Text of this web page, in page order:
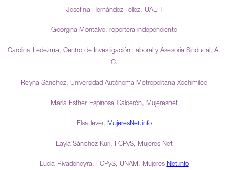
Josefina Hernández Téllez, UAEH
Georgina Montalvo, reportera independiente
Carolina Ledezma, Centro de Investigación Laboral y Asesoría Sinducal, A.
C.
Reyna Sánchez, Universidad Autónoma Metropolitana Xochimilco
María Esther Espinosa Calderón, Mujeresnet
Elsa lever, MujeresNet.info
Layla Sánchez Kuri, FCPyS, Mujeres Net
Lucía Rivadeneyra, FCPyS, UNAM, Mujeres Net.info